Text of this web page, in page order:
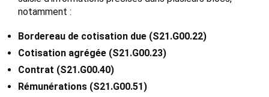
notamment :
Bordereau de cotisation due (S21.G00.22)
Cotisation agrégée (S21.G00.23)
Contrat (S21.G00.40)
Rémunérations (S21.G00.51)